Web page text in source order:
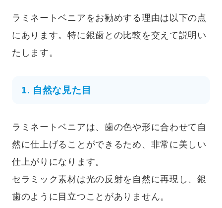
ラミネートベニアをお勧めする理由は以下の点
にあります。特に銀歯との比較を交えて説明い
たします。
1. 自然な見た目
ラミネートベニアは、歯の色や形に合わせて自
然に仕上げることができるため、非常に美しい
仕上がりになります。
セラミック素材は光の反射を自然に再現し、銀
歯のように目立つことがありません。